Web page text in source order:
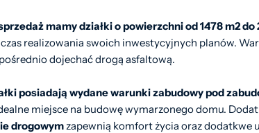
mamy działki o powierzchni od 1478 m2 do
realizowania swoich inwestycyjnych planów.
dojechać drogą asfaltową.
posiadają wydane warunki zabudowy pod
miejsce na budowę wymarzonego domu.
drogowymzapewnią komfort życia oraz dodatkwe